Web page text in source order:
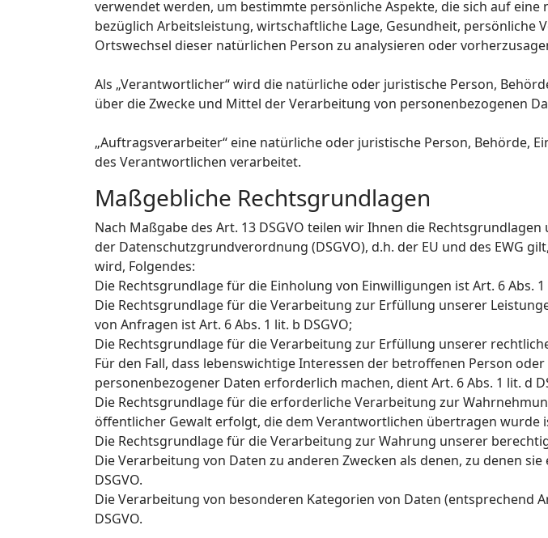
verwendet werden, um bestimmte persönliche Aspekte, die sich auf
bezüglich Arbeitsleistung, wirtschaftliche Lage, Gesundheit,
Ortswechsel dieser natürlichen Person zu analysieren oder
Als „Verantwortlicher“ wird die natürliche oder juristische Person,
über die Zwecke und Mittel der Verarbeitung von personenbezogenen
„Auftragsverarbeiter“ eine natürliche oder juristische Person, Behörde,
des Verantwortlichen verarbeitet.
Maßgebliche Rechtsgrundlagen
Nach Maßgabe des Art. 13 DSGVO teilen wir Ihnen die
der Datenschutzgrundverordnung (DSGVO), d.h. der EU und des EWG
wird, Folgendes:
Die Rechtsgrundlage für die Einholung von Einwilligungen ist Art. 6 Abs. 1
Die Rechtsgrundlage für die Verarbeitung zur Erfüllung unserer
von Anfragen ist Art. 6 Abs. 1 lit. b DSGVO;
Die Rechtsgrundlage für die Verarbeitung zur Erfüllung unserer
Für den Fall, dass lebenswichtige Interessen der betroffenen Person
personenbezogener Daten erforderlich machen, dient Art. 6 Abs. 1 lit. d
Die Rechtsgrundlage für die erforderliche Verarbeitung zur
öffentlicher Gewalt erfolgt, die dem Verantwortlichen übertragen wurde
Die Rechtsgrundlage für die Verarbeitung zur Wahrung unserer
Die Verarbeitung von Daten zu anderen Zwecken als denen, zu denen
DSGVO.
Die Verarbeitung von besonderen Kategorien von Daten (entsprechend
DSGVO.